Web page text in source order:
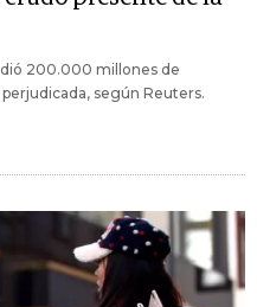
200.000 millones de
según Reuters.